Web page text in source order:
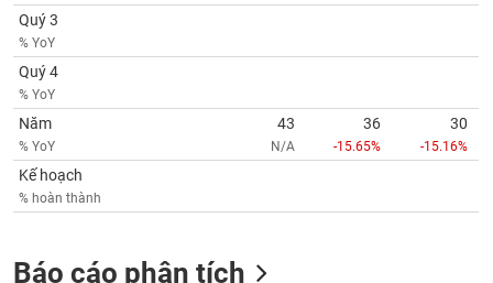
Quý 3
% YoY
Quý 4
% YoY
Năm
% YoY
43
N/A
36
-15.65%
30
-15.16%
Kế hoạch
% hoàn thành
Báo cáo phân tích